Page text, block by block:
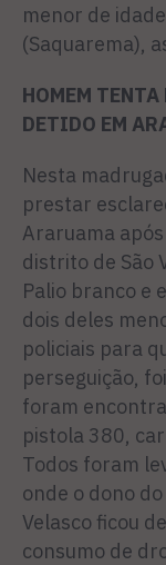
menor de
(Saquarema),
HOMEM
DETIDO EM
Nesta
prestar
Araruama
distrito de São
Palio branco e
dois deles
policiais para
perseguição,
foram
pistola 380,
Todos foram
onde o dono
Velasco ficou
consumo de